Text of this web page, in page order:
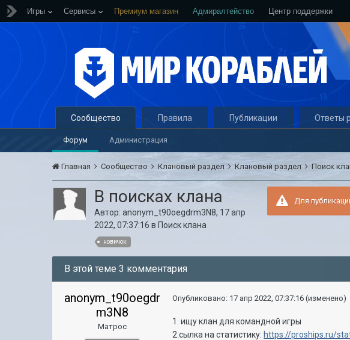
Игры Сервисы Премиум магазин Адмиралтейство Центр поддержки
Сообщество
Форум Администрация
Правила Публикации Ответы
Главная Сообщество Клановый раздел Клановый раздел Поиск
Для
В поисках клана
Автор:anonym_t90oegdrm3N8, 17 апр
2022, 07:37:16 в Поиск клана
новичок
В этой теме 3 комментария
anonym_t90oegdr
m3N8
Матрос
Опубликовано: 17 апр 2022, 07:37:16 (изменено)
1. ищу клан для командной игры
2.сылка на статистику:https://proships.ru/